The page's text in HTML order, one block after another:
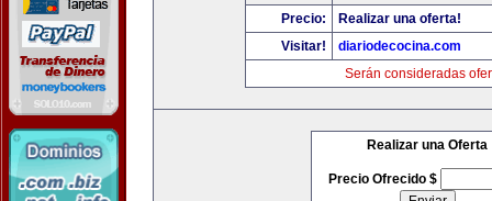
Precio:
Realizar una oferta!
Visitar!
diariodecocina.com
Serán consideradas
Realizar una Oferta
Precio Ofrecido $